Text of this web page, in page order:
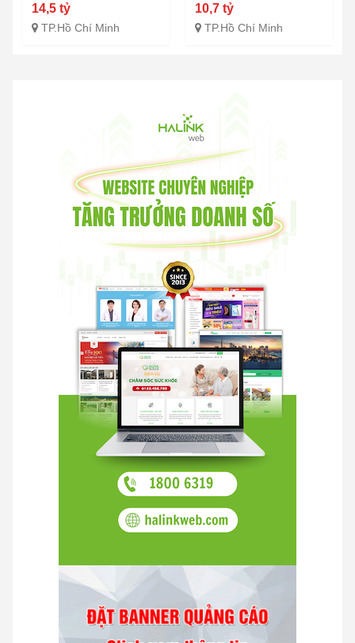
14,5 tỷ
TP.Hồ Chí Minh
10,7 tỷ
TP.Hồ Chí Minh